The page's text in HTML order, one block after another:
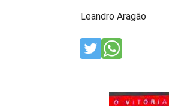
Leandro Aragão